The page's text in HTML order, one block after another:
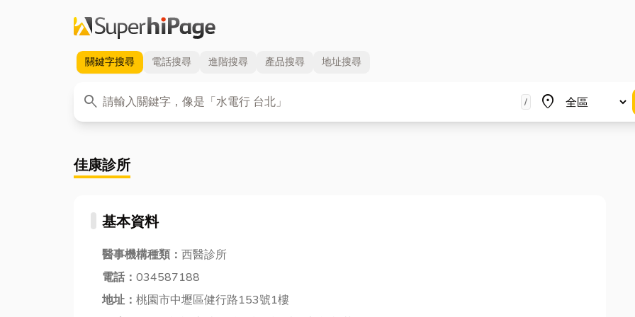
關鍵字搜尋 電話搜尋 進階搜尋 產品搜尋 地址搜尋
search
關鍵字 / place
地區
佳康診所
基本資料
醫事機構種類： 西醫診所
電話： 034587188
地址： 桃園市中壢區健行路153號1樓